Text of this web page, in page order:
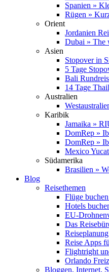
Spanien »
Rügen »
Orient
Jordanien
Dubai » The
Asien
Stopover in
5 Tage
Bali
14 Tage
Australien
Karibik
Jamaika »
DomRep »
DomRep »
Mexico
Südamerika
Brasilien »
Blog
Reisethemen
Flüge
Hotels
EU-
Das
Reise Apps
Flightright
Orlando
Bloggen, Internet,